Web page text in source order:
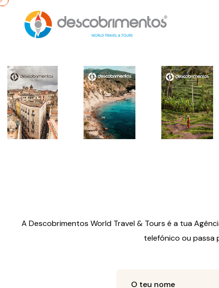
A Descobrimentos World Travel & Tours é a tua
telefónico ou passa